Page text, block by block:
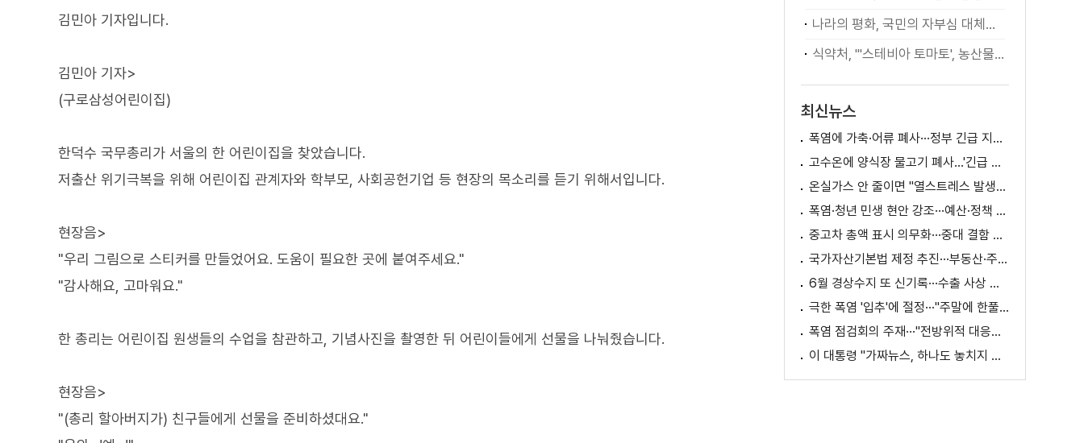
김민아 기자입니다.
김민아 기자>
(구로삼성어린이집)
한덕수 국무총리가 서울의 한 어린이집을 찾았습니다.
저출산 위기극복을 위해 어린이집 관계자와 학부모, 사회공헌기업 등 현장의 목소리를 듣기 위해서입니다.
현장음>
"우리 그림으로 스티커를 만들었어요. 도움이 필요한 곳에 붙여주세요."
"감사해요, 고마워요."
한 총리는 어린이집 원생들의 수업을 참관하고, 기념사진을 촬영한 뒤 어린이들에게 선물을 나눠줬습니다.
현장음>
"(총리 할아버지가) 친구들에게 선물을 준비하셨대요."
나라의 평화, 국민의 자부심 대체불가 대한민국 이재명 대통령 모두말씀
식약처, "'스테비아 토마토', 농산물 아닌 가공식품"
최신뉴스
폭염에 가축·어류 폐사···정부 긴급 지원책 마련
고수온에 양식장 물고기 폐사...'긴급 방류' 지원
온실가스 안 줄이면 "열스트레스 발생일 29배 증가"
폭염·청년 민생 현안 강조···예산·정책 방향 제시
중고차 총액 표시 의무화···중대 결함 시 '계약 해제'
국가자산기본법 제정 추진···부동산·주식 등 통합 관리
6월 경상수지 또 신기록···수출 사상 첫 1천억 달러
극한 폭염 '입추'에 절정···"주말에 한풀 꺾인다"
폭염 점검회의 주재···"전방위적 대응체계 가동"
이 대통령 "가짜뉴스, 하나도 놓치지 말고 바로잡아야"